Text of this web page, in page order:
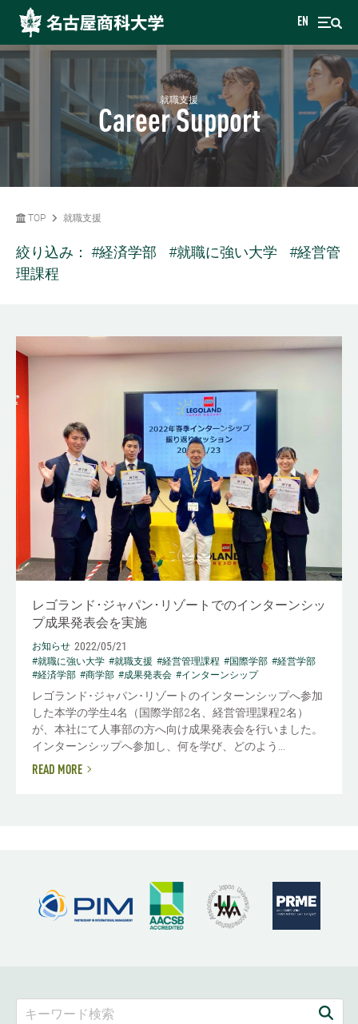
EN
就職支援
Career Support
TOP 就職支援
絞り込み： #経済学部 #就職に強い大学
#経営管
理課程
レゴランド･ジャパン･リゾートでのインターンシッ
プ成果発表会を実施
お知らせ 2022/05/21
#就職に強い大学 #就職支援 #経営管理課程 #国際学部 #経営学部
#経済学部 #商学部 #成果発表会 #インターンシップ
レゴランド･ジャパン･リゾートのインターンシップへ参加
した本学の学生4名（国際学部2名、経営管理課程2名）
が、本社にて人事部の方へ向け成果発表会を行いました。
インターンシップへ参加し、何を学び、どのよう...
READ MORE